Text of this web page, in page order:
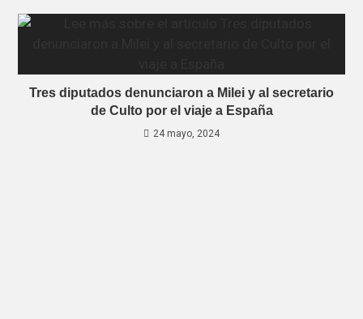
Tres diputados denunciaron a Milei y al secretario
de Culto por el viaje a España
24 mayo, 2024